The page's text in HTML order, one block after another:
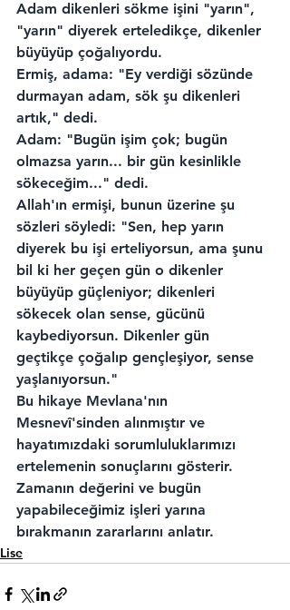
Adam dikenleri sökme işini "yarın",
"yarın" diyerek erteledikçe, dikenler
büyüyüp çoğalıyordu.
Ermiş, adama: "Ey verdiği sözünde
durmayan adam, sök şu dikenleri
artık," dedi.
Adam: "Bugün işim çok; bugün
olmazsa yarın... bir gün kesinlikle
sökeceğim..." dedi.
Allah'ın ermişi, bunun üzerine şu
sözleri söyledi: "Sen, hep yarın
diyerek bu işi erteliyorsun, ama şunu
bil ki her geçen gün o dikenler
büyüyüp güçleniyor; dikenleri
sökecek olan sense, gücünü
kaybediyorsun. Dikenler gün
geçtikçe çoğalıp gençleşiyor, sense
yaşlanıyorsun."
Bu hikaye Mevlana'nın
Mesnevî'sinden alınmıştır ve
hayatımızdaki sorumluluklarımızı
ertelemenin sonuçlarını gösterir.
Zamanın değerini ve bugün
yapabileceğimiz işleri yarına
bırakmanın zararlarını anlatır.
Lise